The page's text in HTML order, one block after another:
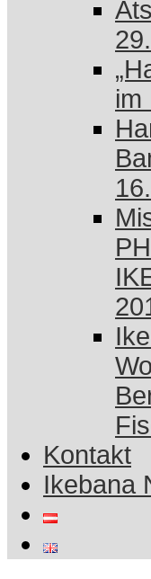
im
Kontakt
Ikebana